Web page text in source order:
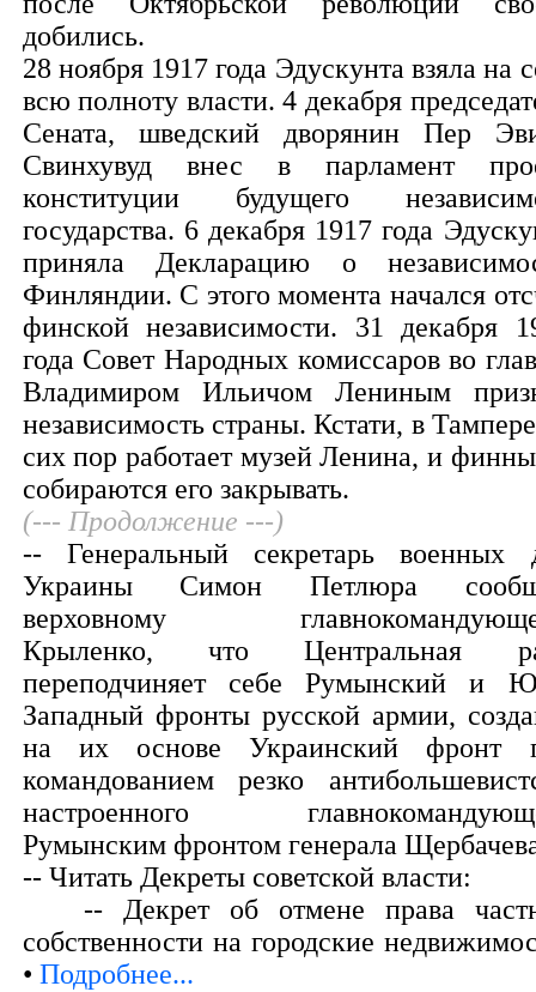
добились.
28 ноября 1917 года Эдускунта взяла на
всю полноту власти. 4 декабря
Сената, шведский дворянин Пер
Свинхувуд внес в парламент
конституции будущего
государства. 6 декабря 1917 года
приняла Декларацию о
Финляндии. С этого момента начался
финской независимости. 31 декабря
года Совет Народных комиссаров во
Владимиром Ильичом Лениным
независимость страны. Кстати, в
сих пор работает музей Ленина, и
собираются его закрывать.
(--- Продолжение ---)
-- Генеральный секретарь военных
Украины Симон Петлюра
верховному
Крыленко, что Центральная
переподчиняет себе Румынский и
Западный фронты русской армии,
на их основе Украинский фронт
командованием резко
настроенного
Румынским фронтом генерала
-- Читать Декреты советской власти:
-- Декрет об отмене права
собственности на городские
• Подробнее...